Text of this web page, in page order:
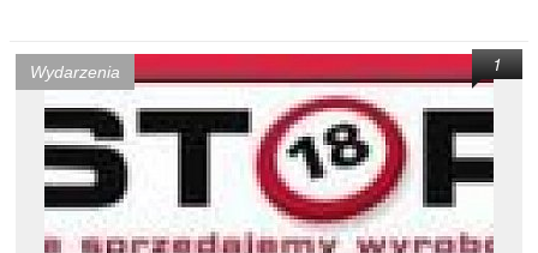
Wydarzenia 1